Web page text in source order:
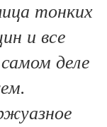
тонких
и все
деле